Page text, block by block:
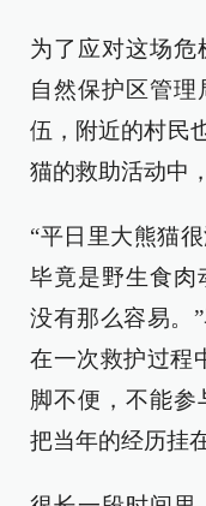
为了应对这场危
自然保护区管理
伍，附近的村民
猫的救助活动中
“平日里大熊猫
毕竟是野生食肉
没有那么容易。
在一次救护过程
脚不便，不能参
把当年的经历挂